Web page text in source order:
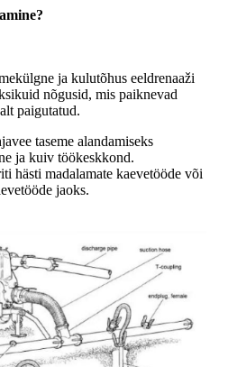
ja kulutõhus eeldrenaaži
nõgusid, mis paiknevad
paigutatud.
taseme alandamiseks
ja kuiv töökeskkond.
hästi madalamate kaevetööde või
jaoks.